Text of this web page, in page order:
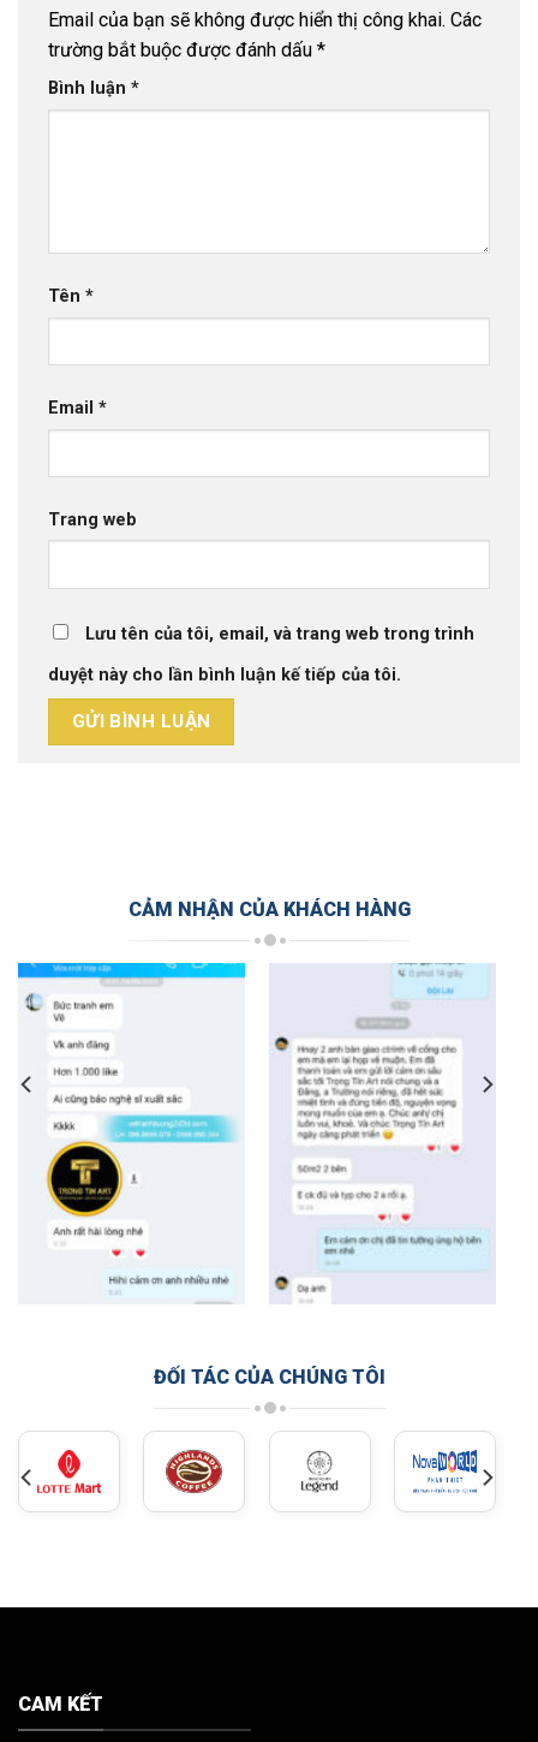
Email của bạn sẽ không được hiển thị công khai. Các
trường bắt buộc được đánh dấu *
Bình luận *
Tên *
Email *
Trang web
Lưu tên của tôi, email, và trang web trong trình
duyệt này cho lần bình luận kế tiếp của tôi.
CẢM NHẬN CỦA KHÁCH HÀNG
ĐỐI TÁC CỦA CHÚNG TÔI
CAM KẾT